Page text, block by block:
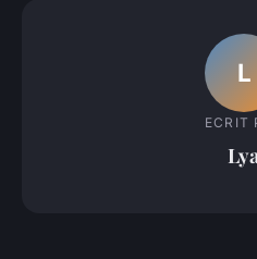
L
ECRIT